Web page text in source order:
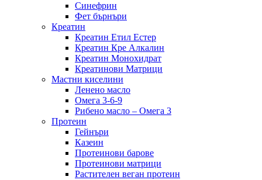
Синефрин
Фет бърнъри
Креатин
Креатин Етил Естер
Креатин Кре Алкалин
Креатин Монохидрат
Креатинови Матрици
Мастни киселини
Ленено масло
Омега 3-6-9
Рибено масло – Омега 3
Протеин
Гейнъри
Казеин
Протеинови барове
Протеинови матрици
Растителен веган протеин